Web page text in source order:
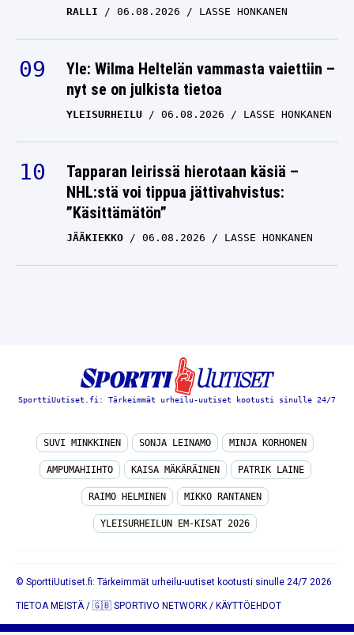
RALLI 06.08.2026 LASSE HONKANEN
Yle: Wilma Heltelän vammasta vaiettiin –
nyt se on julkista tietoa
YLEISURHEILU 06.08.2026 LASSE HONKANEN
Tapparan leirissä hierotaan käsiä –
NHL:stä voi tippua jättivahvistus:
”Käsittämätön”
JÄÄKIEKKO 06.08.2026 LASSE HONKANEN
SporttiUutiset.fi: Tärkeimmät urheilu-uutiset kootusti sinulle 24/7
SUVI MINKKINEN SONJA LEINAMO MINJA KORHONEN
AMPUMAHIIHTO KAISA MÄKÄRÄINEN PATRIK LAINE
RAIMO HELMINEN MIKKO RANTANEN
YLEISURHEILUN EM-KISAT 2026
© SporttiUutiset.fi: Tärkeimmät urheilu-uutiset kootusti sinulle 24/7 2026
TIETOA MEISTÄ/ 🇬🇧 SPORTIVO NETWORK / KÄYTTÖEHDOT